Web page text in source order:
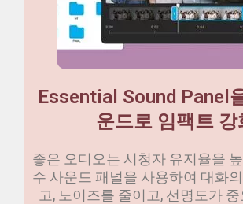
Essential Sound Panel
운드로 임팩트 강
좋은 오디오는 시청자 유지율을
수 사운드 패널을 사용하여 대화
고, 노이즈를 줄이고, 선명도가